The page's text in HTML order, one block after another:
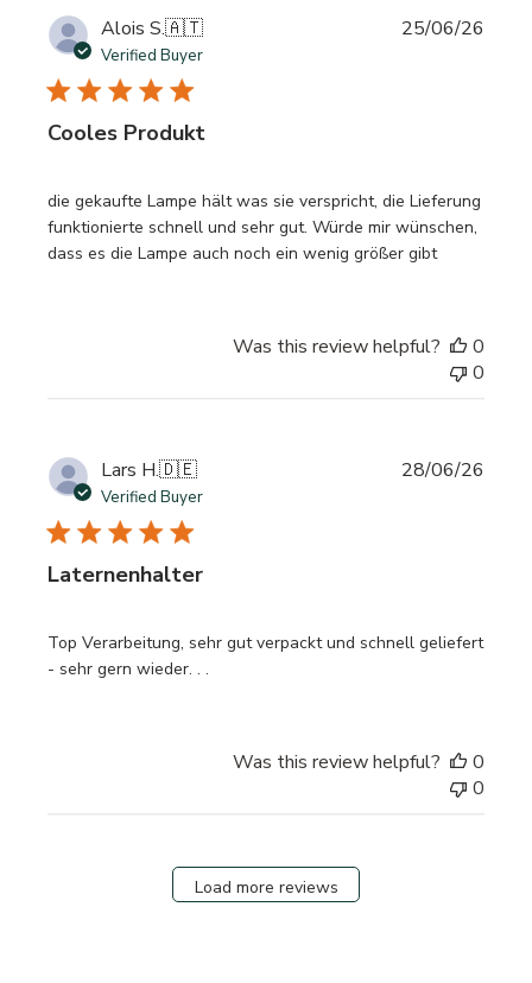
Alois S.🇦🇹
Verified Buyer
Cooles Produkt
die gekaufte Lampe hält was sie verspricht, die Lieferung
funktionierte schnell und sehr gut. Würde mir wünschen,
dass es die Lampe auch noch ein wenig größer gibt
25/06/26
Was this review helpful?
0
0
Lars H.🇩🇪
Verified Buyer
Laternenhalter
Top Verarbeitung, sehr gut verpackt und schnell geliefert
- sehr gern wieder. . .
28/06/26
Was this review helpful?
0
0
Load more reviews